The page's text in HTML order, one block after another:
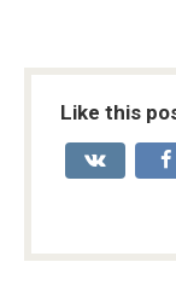
Like this